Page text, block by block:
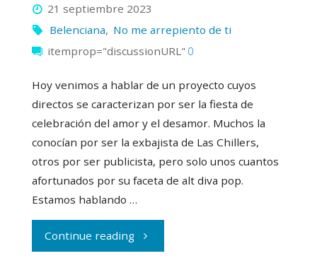
21 septiembre 2023
Belenciana, No me arrepiento de ti
itemprop="discussionURL" 0
Hoy venimos a hablar de un proyecto cuyos
directos se caracterizan por ser la fiesta de
celebración del amor y el desamor. Muchos la
conocían por ser la exbajista de Las Chillers,
otros por ser publicista, pero solo unos cuantos
afortunados por su faceta de alt diva pop.
Estamos hablando …
Continue reading"Belenciana